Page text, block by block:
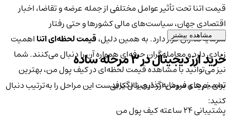
قیمت اتنا تحت تأثیر عوامل مختلفی از جمله عرضه و تقاضا، اخبار
اقتصادی جهان، سیاست‌های مالی کشورها و حتی رفتار
سرمایه‌گذاران قرار دارد. به همین دلیل،قیمت لحظه‌ای اتنااهمیت
زیادی دارد و معامله‌گران حرفه‌ای همواره آن را دنبال می‌کنند. شما
نیز می‌توانید با مشاهده قیمت لحظه‌ای در کیف پول من، بهترین
تصمیم‌های سرمایه‌گذاری را بگیرید.
پشتیبانی ۲۴ ساعته کیف پول من
مشاهده بیشتر
خرید ارز دیجیتال در 3 مرحله ساده
برای خرید و فروش ارز دیجیتال کافی‌ست این مراحل را به‌ترتیب دنبال
کنید: